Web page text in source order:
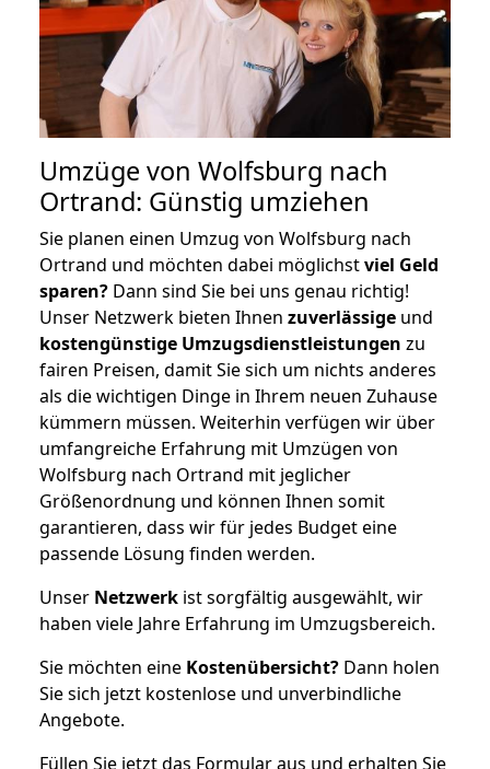
Umzüge von Wolfsburg nach
Ortrand: Günstig umziehen
Sie planen einen Umzug von Wolfsburg nach
Ortrand und möchten dabei möglichstviel Geld
sparen? Dann sind Sie bei uns genau richtig!
Unser Netzwerk bieten Ihnen zuverlässige und
kostengünstige Umzugsdienstleistungen zu
fairen Preisen, damit Sie sich um nichts anderes
als die wichtigen Dinge in Ihrem neuen Zuhause
kümmern müssen. Weiterhin verfügen wir über
umfangreiche Erfahrung mit Umzügen von
Wolfsburg nach Ortrand mit jeglicher
Größenordnung und können Ihnen somit
garantieren, dass wir für jedes Budget eine
passende Lösung finden werden.
Unser Netzwerk ist sorgfältig ausgewählt, wir
haben viele Jahre Erfahrung im Umzugsbereich.
Sie möchten eine Kostenübersicht? Dann holen
Sie sich jetzt kostenlose und unverbindliche
Angebote.
Füllen Sie jetzt das Formular aus und erhalten Sie